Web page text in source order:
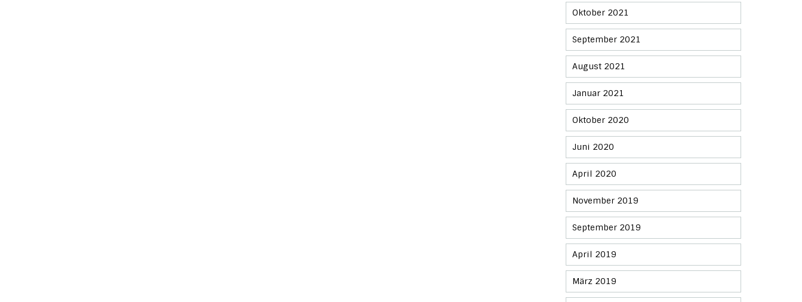
Oktober 2021
September 2021
August 2021
Januar 2021
Oktober 2020
Juni 2020
April 2020
November 2019
September 2019
April 2019
März 2019